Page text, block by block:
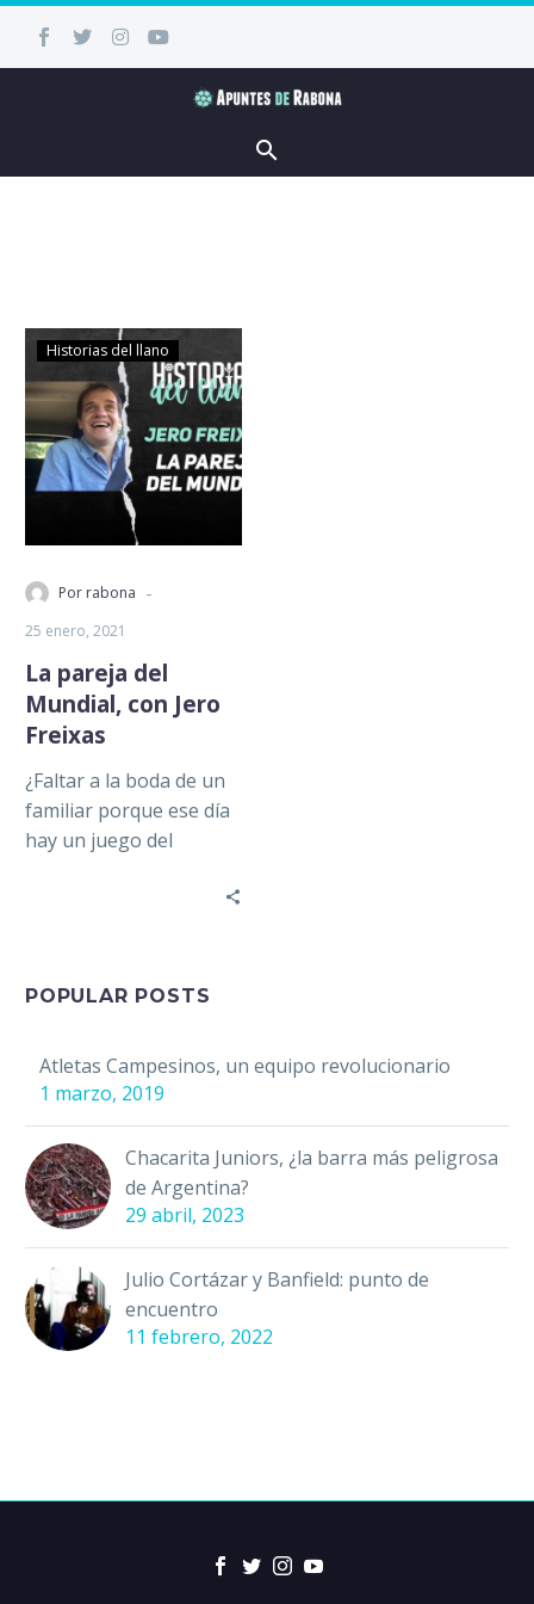
Historias del llano
Por rabona -
25 enero, 2021
La pareja del
Mundial, con Jero
Freixas
¿Faltar a la boda de un
familiar porque ese día
hay un juego del
POPULAR POSTS
Atletas Campesinos, un equipo revolucionario
1 marzo, 2019
Chacarita Juniors, ¿la barra más peligrosa
de Argentina?
29 abril, 2023
Julio Cortázar y Banfield: punto de
encuentro
11 febrero, 2022